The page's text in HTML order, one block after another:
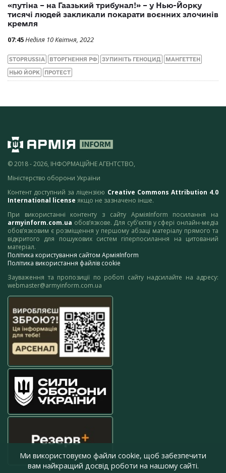
«путіна – на Гаазький трибунал!» – у Нью-Йорку
тисячі людей закликали покарати воєнних злочинів
кремля
07:45Неділя 10 Квітня, 2022
STOPRUSSIA ВТОРГНЕННЯ РФ ЗУПИНІТЬ ГЕНОЦИД МАНГЕТТЕН
НЬЮ ЙОРК ПРОТЕСТ
© 2018 - 2026, ІНФОРМАЦІЙНЕ АГЕНТСТВО,
Міністерство оборони України
Контент доступний за ліцензією Creative Commons Attribution 4.0
International license якщо не зазначено інше.
При використанні контенту з сайту АрміяInform посилання на
armyinform.com.ua обов’язкове. Для суб’єктів у сфері онлайн-медіа
обов’язковим є розміщення у першому абзаці матеріалу прямого та
відкритого для пошукових систем гіперпосилання на цитований
матеріал.
Політика користування сайтом АрміяInform
Політика використання файлів cookie
Зауваження та пропозиції по роботі сайту надсилайте на адресу:
webmaster@armyinform.com.ua
Ми використовуємо файли cookie, щоб забезпечити
вам найкращий досвід роботи на нашому сайті.